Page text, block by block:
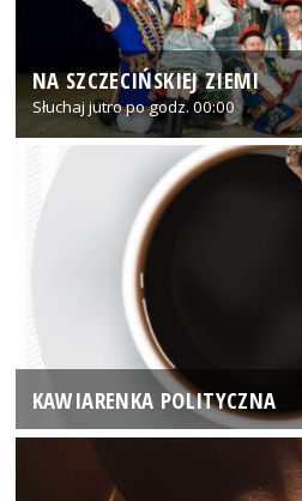
NA SZCZECIŃSKIEJ ZIEMI
Słuchaj jutro po godz. 00:00
KAWIARENKA POLITYCZNA